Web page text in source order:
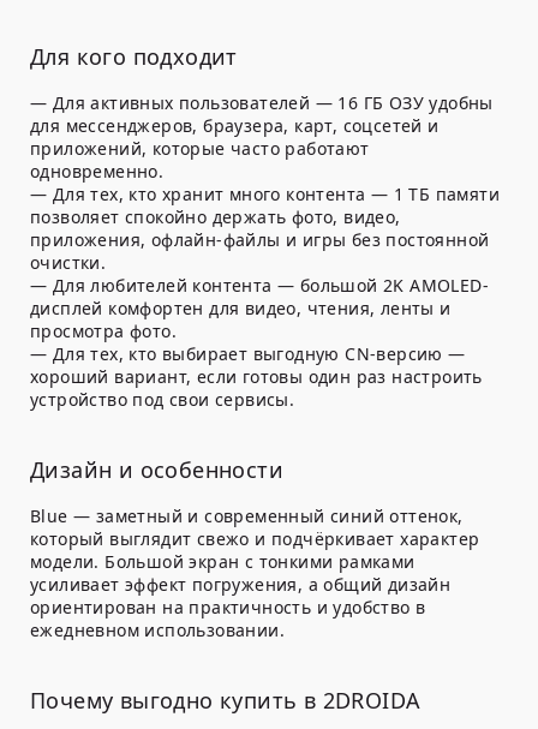
Для кого подходит
— Для активных пользователей — 16 ГБ ОЗУ удобны
для мессенджеров, браузера, карт, соцсетей и
приложений, которые часто работают
одновременно.
— Для тех, кто хранит много контента — 1 ТБ памяти
позволяет спокойно держать фото, видео,
приложения, офлайн-файлы и игры без постоянной
очистки.
— Для любителей контента — большой 2K AMOLED-
дисплей комфортен для видео, чтения, ленты и
просмотра фото.
— Для тех, кто выбирает выгодную CN-версию —
хороший вариант, если готовы один раз настроить
устройство под свои сервисы.
Дизайн и особенности
Blue — заметный и современный синий оттенок,
который выглядит свежо и подчёркивает характер
модели. Большой экран с тонкими рамками
усиливает эффект погружения, а общий дизайн
ориентирован на практичность и удобство в
ежедневном использовании.
Почему выгодно купить в 2DROIDA